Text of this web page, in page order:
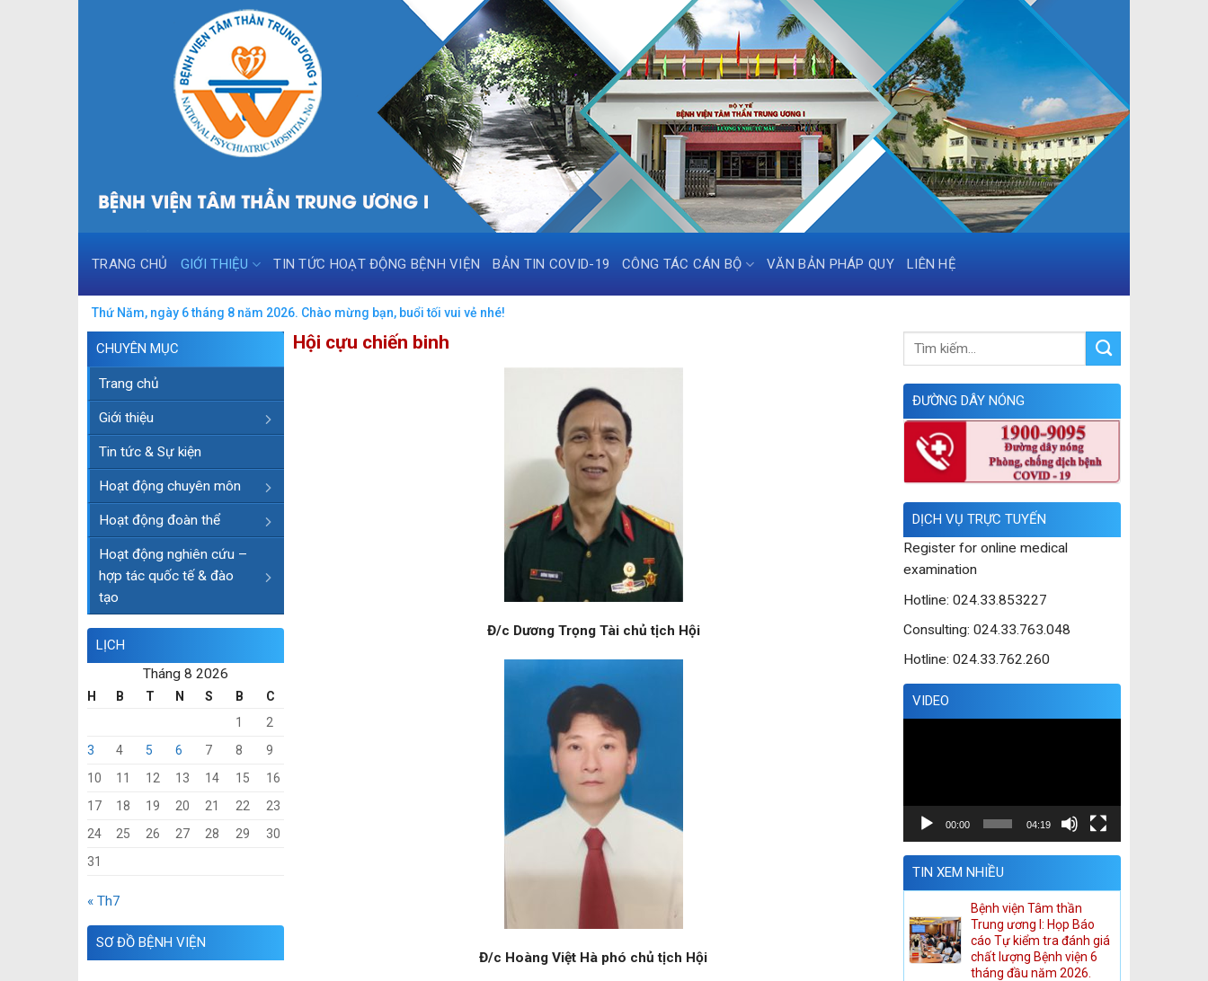
TRANG CHỦ GIỚI THIỆU TIN TỨC HOẠT ĐỘNG BỆNH VIỆN BẢN TIN COVID-19 CÔNG TÁC CÁN BỘ VĂN BẢN PHÁP QUY LIÊN HỆ
Thứ Năm, ngày 6 tháng 8 năm 2026. Chào mừng bạn, buổi tối vui vẻ nhé!
CHUYÊN MỤC
Trang chủ
Giới thiệu
Tin tức & Sự kiện
Hoạt động chuyên môn
Hoạt động đoàn thể
Hoạt động nghiên cứu –
hợp tác quốc tế & đào
tạo
LỊCH
Tháng 8 2026
H B T N S B
C
1
2
3
4 5 6 7 8
9
10
11 12 13 14 15
16
17
18 19 20 21 22
23
24
25 26 27 28 29
30
31
« Th7
SƠ ĐỒ BỆNH VIỆN
Hội cựu chiến binh
Đ/c Dương Trọng Tài chủ tịch Hội
Đ/c Hoàng Việt Hà phó chủ tịch Hội
ĐƯỜNG DÂY NÓNG
DỊCH VỤ TRỰC TUYẾN
Register for online medical
examination
Hotline: 024.33.853227
Consulting: 024.33.763.048
Hotline: 024.33.762.260
VIDEO
00:00 04:19
TIN XEM NHIỀU
Bệnh viện Tâm thần
Trung ương I: Họp Báo
cáo Tự kiểm tra đánh giá
chất lượng Bệnh viện 6
tháng đầu năm 2026.